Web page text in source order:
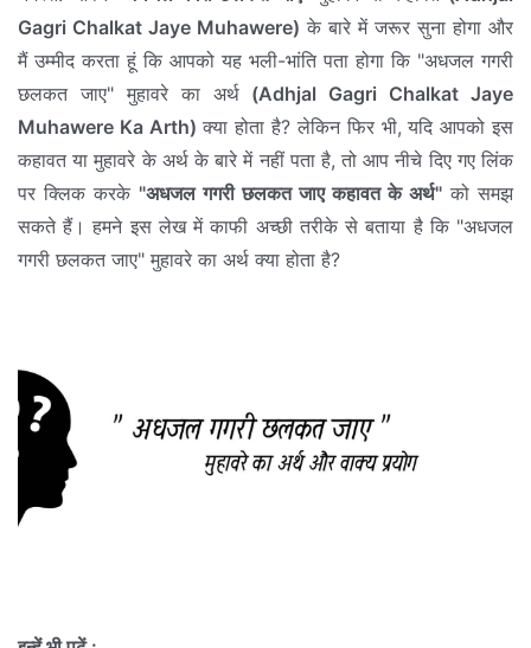
Gagri Chalkat Jaye Muhawere) के बारे में जरूर सुना होगा और
मैं उम्मीद करता हूं कि आपको यह भली-भांति पता होगा कि "अधजल गगरी
छलकत जाए" मुहावरे का अर्थ (Adhjal Gagri Chalkat Jaye
Muhawere Ka Arth) क्या होता है? लेकिन फिर भी, यदि आपको इस
कहावत या मुहावरे के अर्थ के बारे में नहीं पता है, तो आप नीचे दिए गए लिंक
पर क्लिक करके "अधजल गगरी छलकत जाए कहावत के अर्थ" को समझ
सकते हैं। हमने इस लेख में काफी अच्छी तरीके से बताया है कि "अधजल
गगरी छलकत जाए" मुहावरे का अर्थ क्या होता है?